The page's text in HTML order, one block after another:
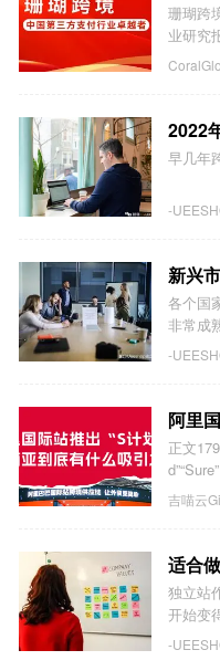
珊瑚跨
业研究
2022
早几年
-
新兴
各个国
非常成
-
阿里
正文
吉喵云
适合
独立站
开始变
-